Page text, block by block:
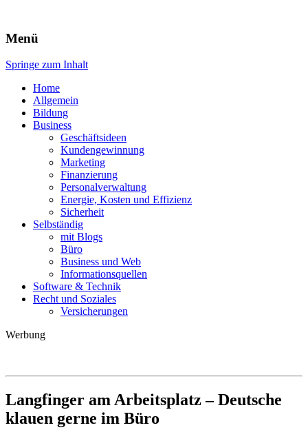
Expert-Line
Menü
Springe zum Inhalt
Home
Allgemein
Bildung
Business
Geschäftsideen
Kundengewinnung
Marketing
Finanzierung
Personalverwaltung
Energie, Kosten und Effizienz
Sicherheit
Selbständig
mit Blogs
Büro
Business und Web
Informationsquellen
Software & Technik
Recht und Soziales
Versicherungen
Werbung
Langfinger am Arbeitsplatz – Deutsche
klauen gerne im Büro